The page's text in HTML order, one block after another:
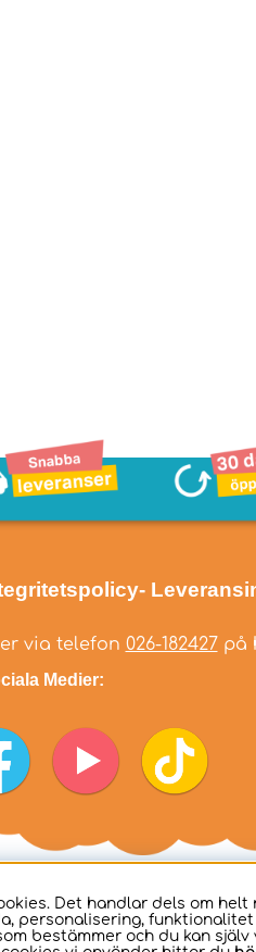
-
via telefon 026-182427på
Medier:
Det handlar dels om
personalisering, funktionalitet
bestämmer och du kan